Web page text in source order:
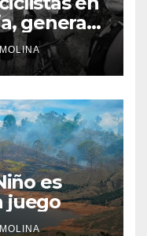
genera
Cauca
es
juego